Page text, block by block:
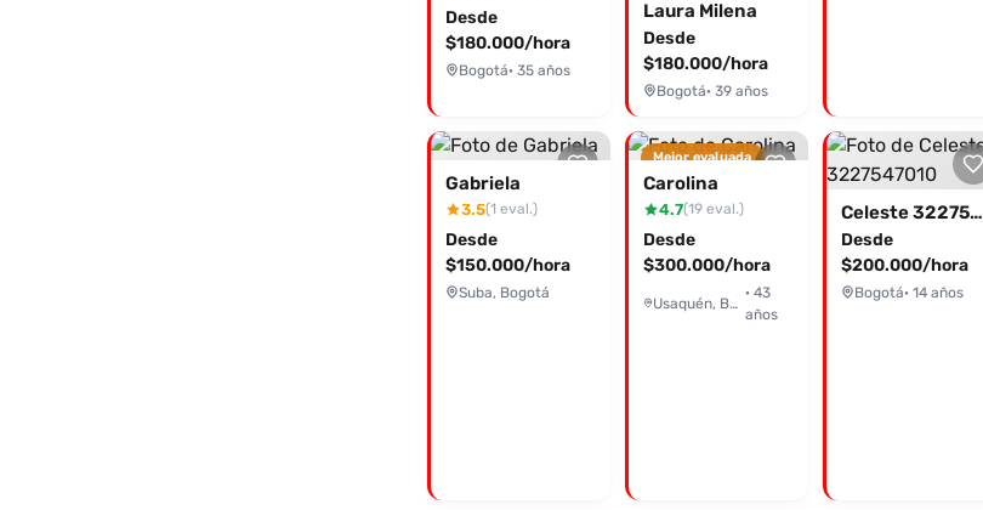
Desde
$180.000/hora
Bogotá· 35 años
Laura Milena
Desde
$180.000/hora
Bogotá· 39 años
Gabriela
3.5(1 eval.)
Desde
$150.000/hora
Suba, Bogotá
Mejor evaluada
Carolina
4.7(19 eval.)
Desde
$300.000/hora
Usaquén, Bogotá
· 43
años
Celeste 3227547010
Desde
$200.000/hora
Bogotá· 14 años